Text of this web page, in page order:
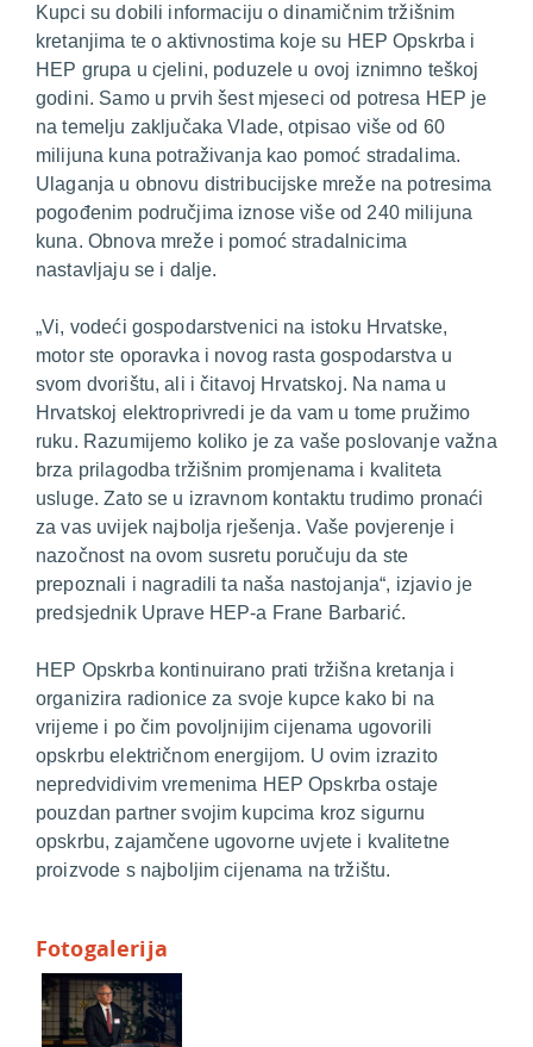
Kupci su dobili informaciju o dinamičnim tržišnim
kretanjima te o aktivnostima koje su HEP Opskrba i
HEP grupa u cjelini, poduzele u ovoj iznimno teškoj
godini. Samo u prvih šest mjeseci od potresa HEP je
na temelju zaključaka Vlade, otpisao više od 60
milijuna kuna potraživanja kao pomoć stradalima.
Ulaganja u obnovu distribucijske mreže na potresima
pogođenim područjima iznose više od 240 milijuna
kuna. Obnova mreže i pomoć stradalnicima
nastavljaju se i dalje.
„Vi, vodeći gospodarstvenici na istoku Hrvatske,
motor ste oporavka i novog rasta gospodarstva u
svom dvorištu, ali i čitavoj Hrvatskoj. Na nama u
Hrvatskoj elektroprivredi je da vam u tome pružimo
ruku. Razumijemo koliko je za vaše poslovanje važna
brza prilagodba tržišnim promjenama i kvaliteta
usluge. Zato se u izravnom kontaktu trudimo pronaći
za vas uvijek najbolja rješenja. Vaše povjerenje i
nazočnost na ovom susretu poručuju da ste
prepoznali i nagradili ta naša nastojanja“, izjavio je
predsjednik Uprave HEP-a Frane Barbarić.
HEP Opskrba kontinuirano prati tržišna kretanja i
organizira radionice za svoje kupce kako bi na
vrijeme i po čim povoljnijim cijenama ugovorili
opskrbu električnom energijom. U ovim izrazito
nepredvidivim vremenima HEP Opskrba ostaje
pouzdan partner svojim kupcima kroz sigurnu
opskrbu, zajamčene ugovorne uvjete i kvalitetne
proizvode s najboljim cijenama na tržištu.
Fotogalerija